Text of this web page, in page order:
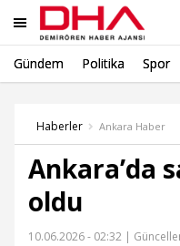
Gündem Politika Spor
Haberler Ankara Haber
Ankara’da
oldu
10.06.2026 - 02:32 |